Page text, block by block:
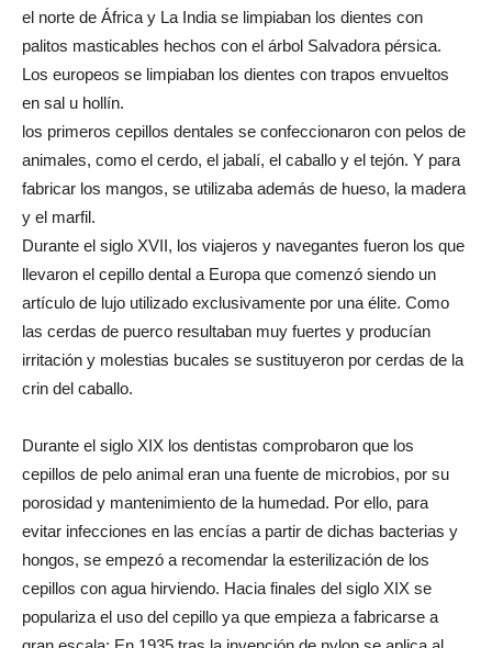
el norte de África y La India se limpiaban los dientes con
palitos masticables hechos con el árbol Salvadora pérsica.
Los europeos se limpiaban los dientes con trapos envueltos
en sal u hollín.
los primeros cepillos dentales se confeccionaron con pelos de
animales, como el cerdo, el jabalí, el caballo y el tejón. Y para
fabricar los mangos, se utilizaba además de hueso, la madera
y el marfil.
Durante el siglo XVII, los viajeros y navegantes fueron los que
llevaron el cepillo dental a Europa que comenzó siendo un
artículo de lujo utilizado exclusivamente por una élite. Como
las cerdas de puerco resultaban muy fuertes y producían
irritación y molestias bucales se sustituyeron por cerdas de la
crin del caballo.
Durante el siglo XIX los dentistas comprobaron que los
cepillos de pelo animal eran una fuente de microbios, por su
porosidad y mantenimiento de la humedad. Por ello, para
evitar infecciones en las encías a partir de dichas bacterias y
hongos, se empezó a recomendar la esterilización de los
cepillos con agua hirviendo. Hacia finales del siglo XIX se
populariza el uso del cepillo ya que empieza a fabricarse a